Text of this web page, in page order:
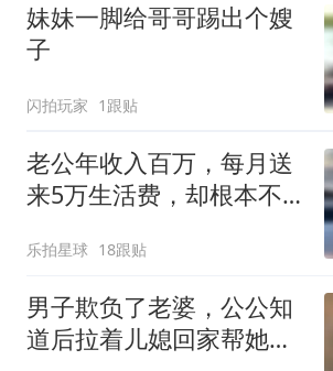
妹妹一脚给哥哥踢出个嫂
子
闪拍玩家 1跟贴
老公年收入百万，每月送
来5万生活费，却根本不
乐拍星球 18跟贴
男子欺负了老婆，公公知
道后拉着儿媳回家帮她撑